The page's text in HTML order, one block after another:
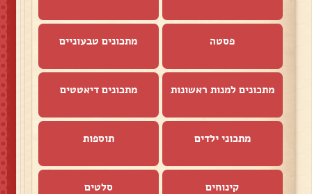
פסטה מתכונים טבעוניים
מתכונים למנות ראשונות מתכונים דיאטטים
מתכוני ילדים תוספות
קינוחים סלטים